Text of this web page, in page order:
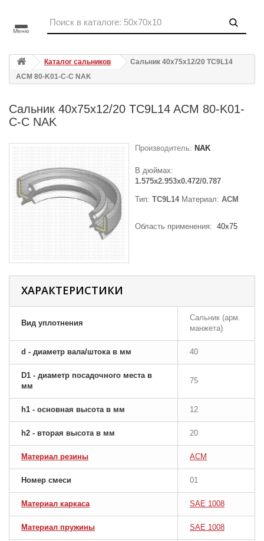
Меню
Каталог сальников
Сальник 40x75x12/20 TC9L14
ACM 80-K01-C-C NAK
Сальник 40x75x12/20 TC9L14 ACM 80-K01-
C-C NAK
Производитель: NAK
В дюймах:
1.575x2.953x0.472/0.787
Тип: TC9L14Материал: ACM
Область применения: 40x75
ХАРАКТЕРИСТИКИ
Вид уплотнения
Сальник (арм.
манжета)
d - диаметр вала/штока в мм 40
D1 - диаметр посадочного места в
мм
75
h1 - основная высота в мм 12
h2 - вторая высота в мм 20
Материал резины ACM
Номер смеси 01
Материал каркаса SAE 1008
Материал пружины SAE 1008